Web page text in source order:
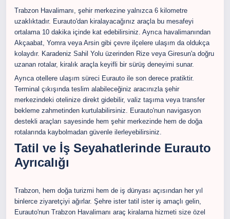
Trabzon Havalimanı, şehir merkezine yalnızca 6 kilometre
uzaklıktadır. Eurauto'dan kiralayacağınız araçla bu mesafeyi
ortalama 10 dakika içinde kat edebilirsiniz. Ayrıca havalimanından
Akçaabat, Yomra veya Arsin gibi çevre ilçelere ulaşım da oldukça
kolaydır. Karadeniz Sahil Yolu üzerinden Rize veya Giresun'a doğru
uzanan rotalar, kiralık araçla keyifli bir sürüş deneyimi sunar.
Ayrıca otellere ulaşım süreci Eurauto ile son derece pratiktir.
Terminal çıkışında teslim alabileceğiniz aracınızla şehir
merkezindeki otelinize direkt gidebilir, valiz taşıma veya transfer
bekleme zahmetinden kurtulabilirsiniz. Eurauto'nun navigasyon
destekli araçları sayesinde hem şehir merkezinde hem de doğa
rotalarında kaybolmadan güvenle ilerleyebilirsiniz.
Tatil ve İş Seyahatlerinde Eurauto
Ayrıcalığı
Trabzon, hem doğa turizmi hem de iş dünyası açısından her yıl
binlerce ziyaretçiyi ağırlar. Şehre ister tatil ister iş amaçlı gelin,
Eurauto'nun Trabzon Havalimanı araç kiralama hizmeti size özel